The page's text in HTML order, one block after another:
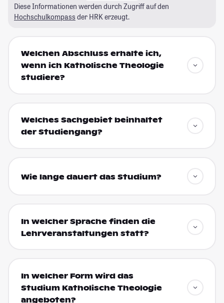
Diese Informationen werden durch Zugriff auf den
Hochschulkompass der HRK erzeugt.
Welchen Abschluss erhalte ich,
wenn ich Katholische Theologie
studiere?
Welches Sachgebiet beinhaltet
der Studiengang?
Wie lange dauert das Studium?
In welcher Sprache finden die
Lehrveranstaltungen statt?
In welcher Form wird das
Studium Katholische Theologie
angeboten?